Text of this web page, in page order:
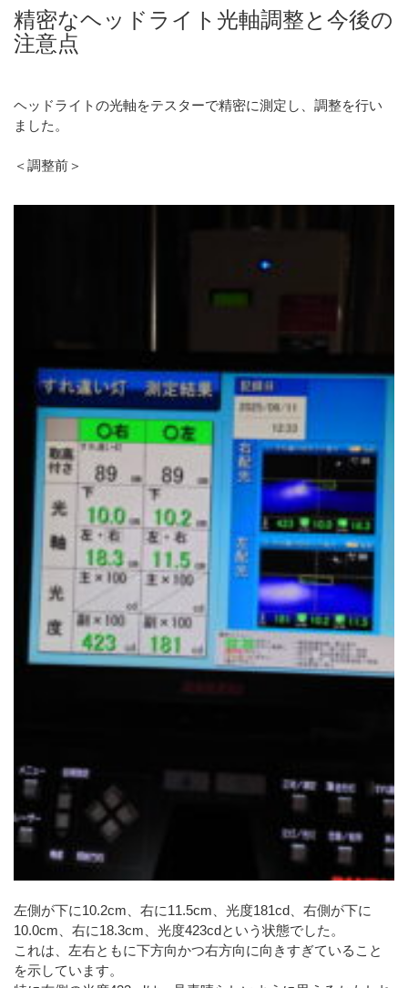
精密なヘッドライト光軸調整と今後の
注意点
ヘッドライトの光軸をテスターで精密に測定し、調整を行い
ました。
＜調整前＞
左側が下に10.2cm、右に11.5cm、光度181cd、右側が下に
10.0cm、右に18.3cm、光度423cdという状態でした。
これは、左右ともに下方向かつ右方向に向きすぎていること
を示しています。